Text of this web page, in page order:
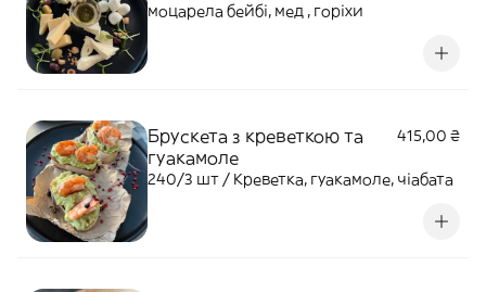
моцарела бейбі, мед , горіхи
Брускета з креветкою та
гуакамоле
415,00 ₴
240/3 шт / Креветка, гуакамоле, чіабата